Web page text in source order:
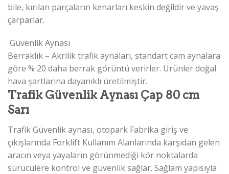
bile, kırılan parçaların kenarları keskin değildir ve yavaş
çarparlar.
Güvenlik Aynası
Berraklık – Akrilik trafik aynaları, standart cam aynalara
göre % 20 daha berrak görüntü verirler. Ürünler doğal
hava şartlarına dayanıklı üretilmiştir.
Trafik Güvenlik Aynası Çap 80 cm
Sarı
Trafik Güvenlik aynası, otopark Fabrika giriş ve
çıkışlarında Forklift Kullanım Alanlarında karşıdan gelen
aracın veya yayaların görünmediği kör noktalarda
sürücülere kontrol ve güvenlik sağlar. Sağlam yapısıyla